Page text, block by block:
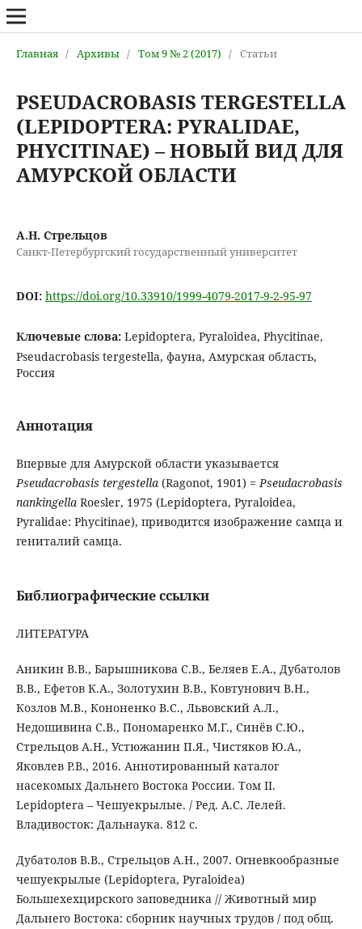
Главная / Архивы / Том 9 № 2 (2017) / Статьи
PSEUDACROBASIS TERGESTELLA
(LEPIDOPTERA: PYRALIDAE,
PHYCITINAE) – НОВЫЙ ВИД ДЛЯ
АМУРСКОЙ ОБЛАСТИ
А.Н. Стрельцов
Санкт-Петербургский государственный университет
DOI: https://doi.org/10.33910/1999-4079-2017-9-2-95-97
Ключевые слова: Lepidoptera, Pyraloidea, Phycitinae,
Pseudacrobasis tergestella, фаунa, Амурская область,
Россия
Аннотация
Впервые для Амурской области указывается
Pseudacrobasis tergestella (Ragonot, 1901) =Pseudacrobasis
nankingella Roesler, 1975 (Lepidoptera, Pyraloidea,
Pyralidae: Phycitinae), приводится изображение самца и
гениталий самца.
Библиографические ссылки
ЛИТЕРАТУРА
Аникин В.В., Барышникова С.В., Беляев Е.А., Дубатолов
В.В., Ефетов К.А., Золотухин В.В., Ковтунович В.Н.,
Козлов М.В., Кононенко В.С., Львовский А.Л.,
Недошивина С.В., Пономаренко М.Г., Синёв С.Ю.,
Стрельцов А.Н., Устюжанин П.Я., Чистяков Ю.А.,
Яковлев Р.В., 2016. Аннотированный каталог
насекомых Дальнего Востока России. Том II.
Lepidoptera – Чешуекрылые. / Ред. А.С. Лелей.
Владивосток: Дальнаука. 812 с.
Дубатолов В.В., Стрельцов А.Н., 2007. Огневкообразные
чешуекрылые (Lepidoptera, Pyraloidea)
Большехехцирского заповедника // Животный мир
Дальнего Востока: сборник научных трудов / под общ.